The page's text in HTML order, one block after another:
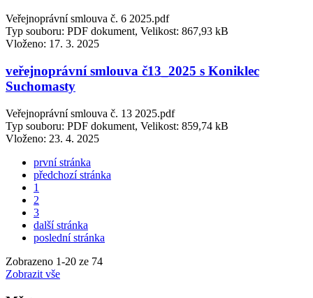
Veřejnoprávní smlouva č. 6 2025.pdf
Typ souboru: PDF dokument, Velikost: 867,93 kB
Vloženo: 17. 3. 2025
veřejnoprávní smlouva č13_2025 s Koniklec
Suchomasty
Veřejnoprávní smlouva č. 13 2025.pdf
Typ souboru: PDF dokument, Velikost: 859,74 kB
Vloženo: 23. 4. 2025
první stránka
předchozí stránka
1
2
3
další stránka
poslední stránka
Zobrazeno 1-20 ze 74
Zobrazit vše